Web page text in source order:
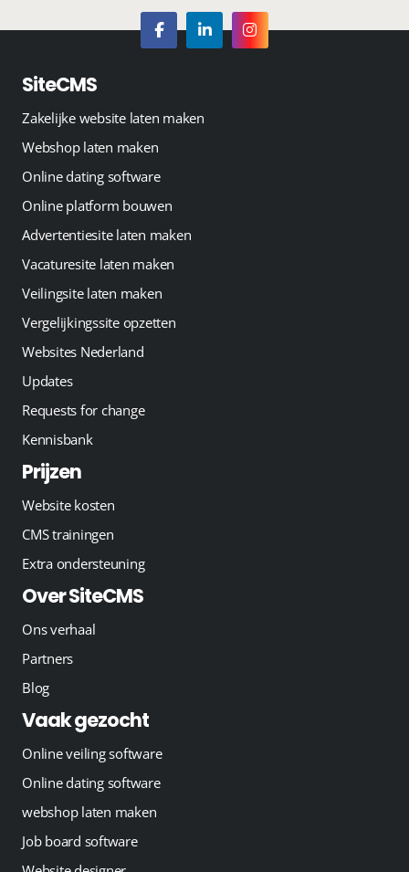
SiteCMS
Zakelijke website laten maken
Webshop laten maken
Online dating software
Online platform bouwen
Advertentiesite laten maken
Vacaturesite laten maken
Veilingsite laten maken
Vergelijkingssite opzetten
Websites Nederland
Updates
Requests for change
Kennisbank
Prijzen
Website kosten
CMS trainingen
Extra ondersteuning
Over SiteCMS
Ons verhaal
Partners
Blog
Vaak gezocht
Online veiling software
Online dating software
webshop laten maken
Job board software